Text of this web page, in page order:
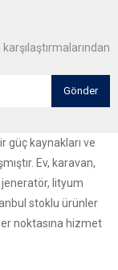
Gönder
güç kaynakları ve
Ev, karavan,
jeneratör, lityum
stoklu ürünler
noktasına hizmet